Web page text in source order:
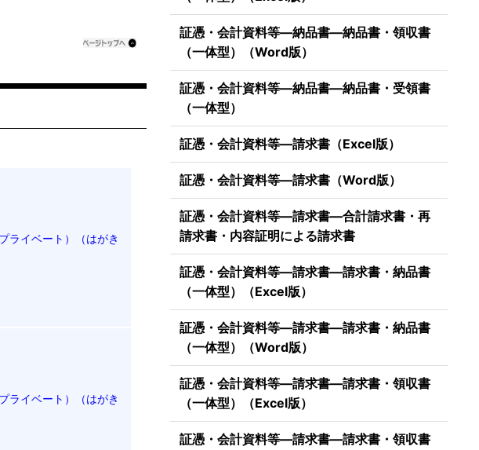
ライベート）（はがき
ライベート）（はがき
証憑・会計資料等―納品書―納品書・領収書
（一体型）（Word版）
証憑・会計資料等―納品書―納品書・受領書
（一体型）
証憑・会計資料等―請求書（Excel版）
証憑・会計資料等―請求書（Word版）
証憑・会計資料等―請求書―合計請求書・再
請求書・内容証明による請求書
証憑・会計資料等―請求書―請求書・納品書
（一体型）（Excel版）
証憑・会計資料等―請求書―請求書・納品書
（一体型）（Word版）
証憑・会計資料等―請求書―請求書・領収書
（一体型）（Excel版）
証憑・会計資料等―請求書―請求書・領収書